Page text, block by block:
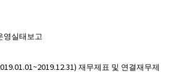
실태보고
재무제표 및 연결재무제